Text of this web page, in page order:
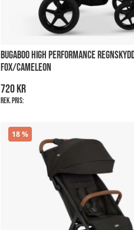
BUGABOO HIGH PERFORMANCE
FOX/CAMELEON
720 kr
Rek. pris:
18